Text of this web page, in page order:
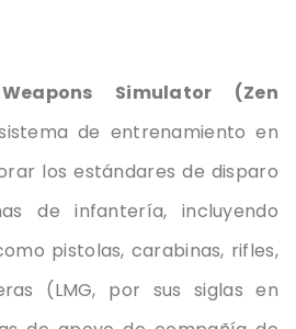
Simulator (Zen
de entrenamiento en
los estándares de disparo
de infantería, incluyendo
pistolas, carabinas, rifles,
(LMG, por sus siglas en